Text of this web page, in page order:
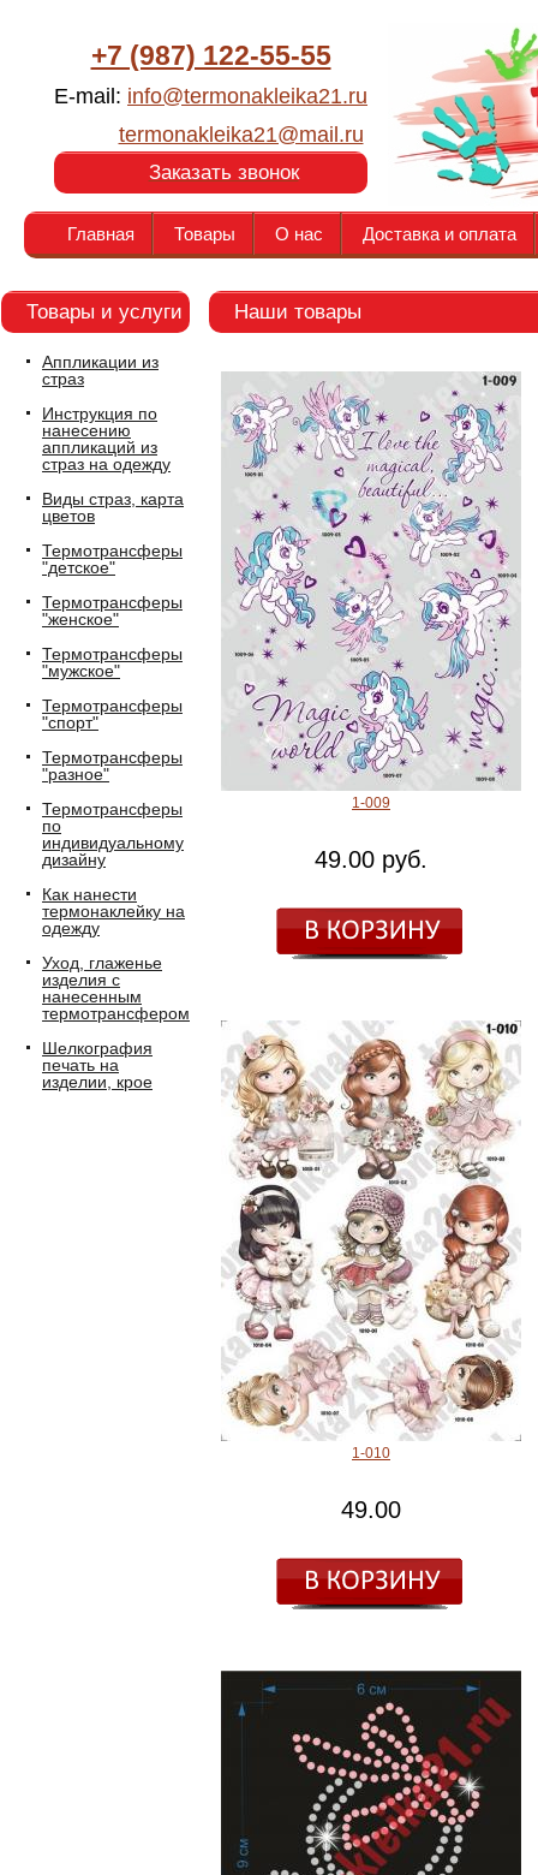
+7 (987) 122-55-55
E-mail: info@termonakleika21.ru
termonakleika21@mail.ru
Заказать звонок
Главная Товары О нас Доставка и оплата
Товары и услуги
Аппликации из
страз
Инструкция по
нанесению
аппликаций из
страз на одежду
Виды страз, карта
цветов
Термотрансферы
"детское"
Термотрансферы
"женское"
Термотрансферы
"мужское"
Термотрансферы
"спорт"
Термотрансферы
"разное"
Термотрансферы
по
индивидуальному
дизайну
Как нанести
термонаклейку на
одежду
Уход, глаженье
изделия с
нанесенным
термотрансфером
Шелкография
печать на
изделии, крое
Наши товары
1-009
49.00 руб.
1-010
49.00